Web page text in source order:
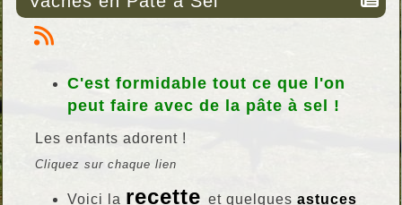
C'est formidable tout ce que l'on
peut faire avec de la pâte à sel !
Les enfants adorent !
Cliquez sur chaque lien
Voici la recette et quelques astuces